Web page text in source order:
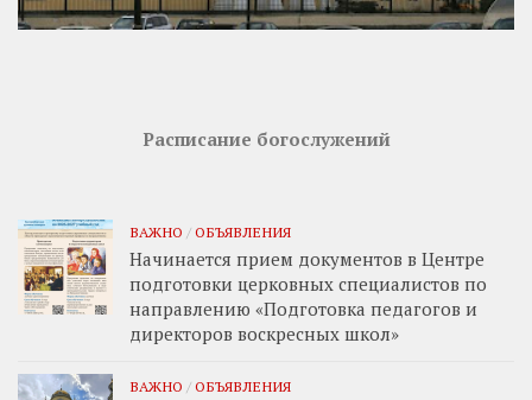
Расписание богослужений
ВАЖНО / ОБЪЯВЛЕНИЯ
Начинается прием документов в Центре
подготовки церковных специалистов по
направлению «Подготовка педагогов и
директоров воскресных школ»
ВАЖНО / ОБЪЯВЛЕНИЯ